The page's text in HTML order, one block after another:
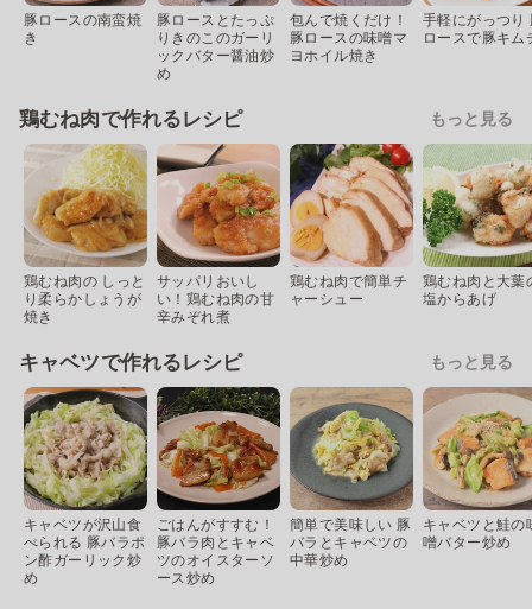
豚ロースの南蛮焼
き
豚ロースとたっぷ
りきのこのガーリ
ックバター醤油炒
め
包んで焼くだけ！
豚ロースの味噌マ
ヨホイル焼き
手軽にがっつり
ロースで豚キム
鶏むね肉で作れるレシピ もっと見る
鶏むね肉の しっと
り柔らかしょうが
焼き
サッパリおいし
い！鶏むね肉の甘
辛みぞれ煮
鶏むね肉で簡単チ
ャーシュー
鶏むね肉と大葉
塩からあげ
キャベツで作れるレシピ もっと見る
キャベツが沢山食
べられる 豚バラポ
ン酢ガーリック炒
め
ごはんがすすむ！
豚バラ肉とキャベ
ツのオイスターソ
ース炒め
簡単で美味しい 豚
バラとキャベツの
中華炒め
キャベツと鮭の
噌バター炒め